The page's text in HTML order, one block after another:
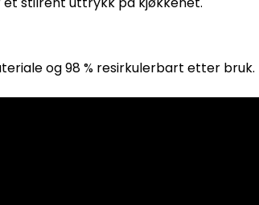
og 98 % resirkulerbart etter bruk.